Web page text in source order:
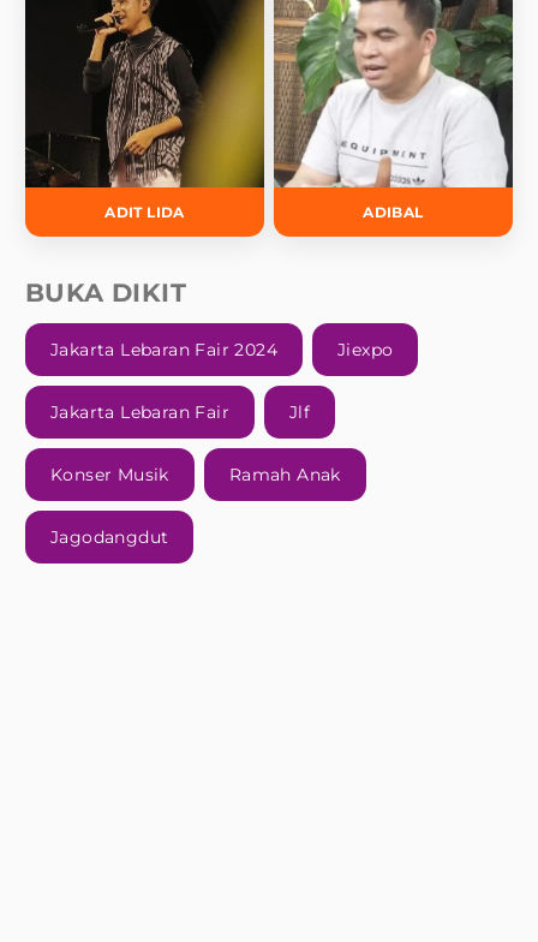
ADIT LIDA ADIBAL
BUKA DIKIT
Jakarta Lebaran Fair 2024 Jiexpo
Jakarta Lebaran Fair Jlf
Konser Musik Ramah Anak
Jagodangdut